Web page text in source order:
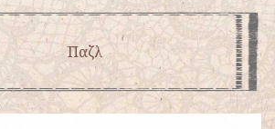
Παζλ